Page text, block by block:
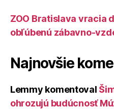
ZOO Bratislava vracia
obľúbenú zábavno-
Najnovšie
Lemmy komentoval
ohrozujú budúcnosť